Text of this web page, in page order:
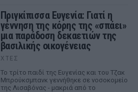
Πριγκίπισσα Ευγενία: Γιατί η
γέννηση της κόρης της «σπάει»
μια παράδοση δεκαετιών της
βασιλικής οικογένειας
ΧΤΕΣ
Το τρίτο παιδί της Ευγενίας και του Τζακ
Μπρούκσμπανκ γεννήθηκε σε νοσοκομείο
της Λισαβόνας - μακριά από το